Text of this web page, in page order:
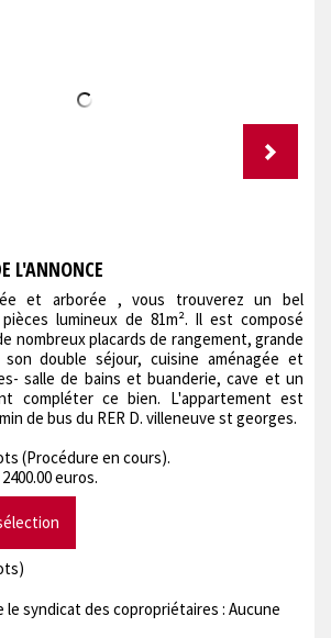
L'ANNONCE
et arborée , vous trouverez un bel
lumineux de 81m². Il est composé
nombreux placards de rangement, grande
double séjour, cuisine aménagée et
salle de bains et buanderie, cave et un
compléter ce bien. L'appartement est
de bus du RER D. villeneuve st georges.
(Procédure en cours).
euros.
syndicat des copropriétaires : Aucune